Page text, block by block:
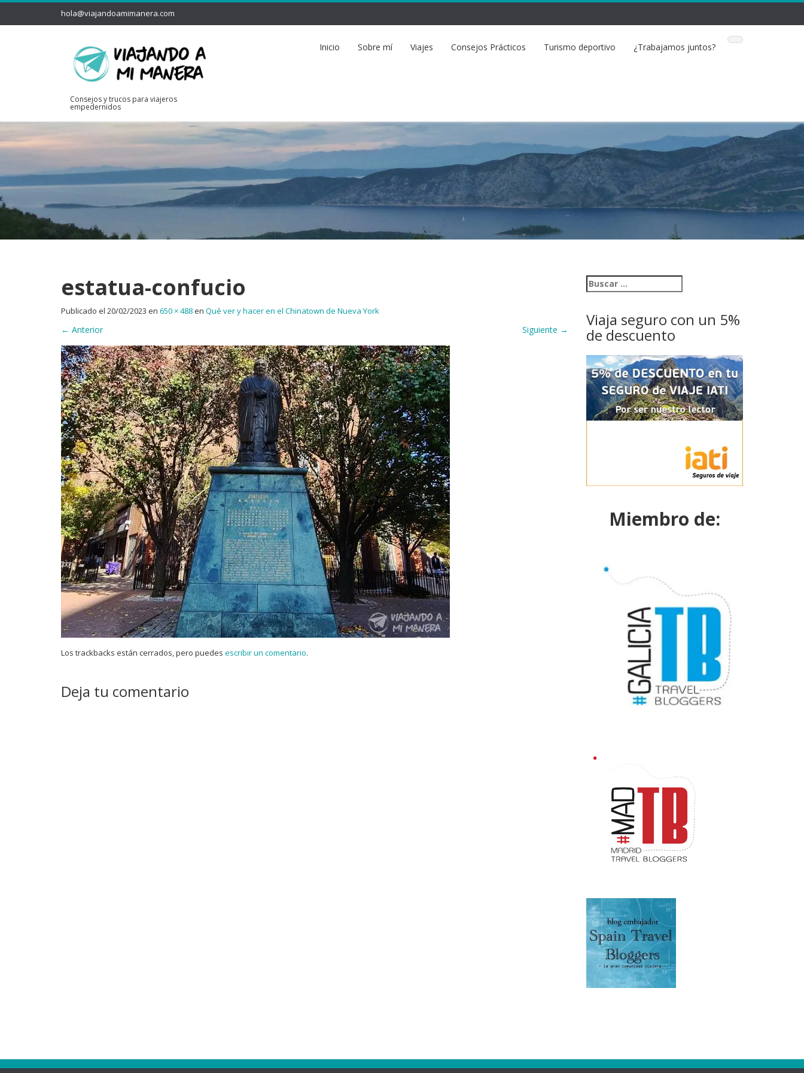
hola@viajandoamimanera.com
Consejos y trucos para viajeros
empedernidos
Inicio Sobre mí Viajes Consejos Prácticos Turismo deportivo ¿Trabajamos juntos?
estatua-confucio
Publicado el 20/02/2023 en 650 × 488en Qué ver y hacer en el Chinatown de Nueva York
← Anterior Siguiente →
Los trackbacks están cerrados, pero puedes escribir un comentario.
Deja tu comentario
Viaja seguro con un 5%
de descuento
Miembro de: